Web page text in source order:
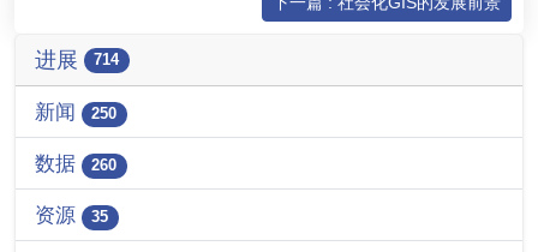
进展 714
新闻 250
数据 260
资源 35